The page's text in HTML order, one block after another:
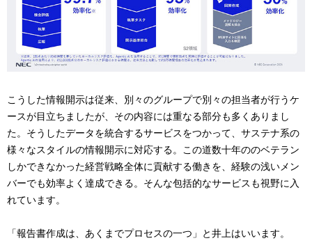
こうした情報開示は従来、別々のグループで別々の担当者が行うケ
ースが目立ちましたが、その内容には重なる部分も多くありまし
た。そうしたデータを統合するサービスをつかって、サステナ系の
様々なスタイルの情報開示に対応する。この道数十年ののベテラン
しかできなかった経営戦略全体に貢献する働きを、経験の浅いメン
バーでも効率よく達成できる。そんな包括的なサービスも視野に入
れています。
「報告書作成は、あくまでプロセスの一つ」と井上はいいます。